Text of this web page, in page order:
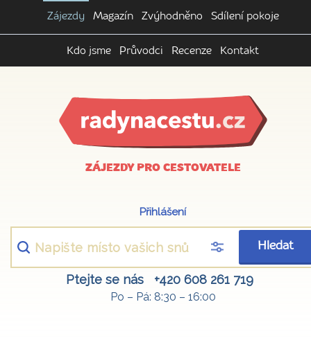
Zájezdy Magazín Zvýhodněno Sdílení pokoje
Kdo jsme Průvodci Recenze Kontakt
ZÁJEZDY PRO CESTOVATELE
Přihlášení
Hledat
Ptejte se nás +420 608 261 719
Po – Pá: 8:30 – 16:00